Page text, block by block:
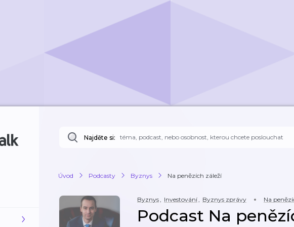
Najděte si:
Úvod Podcasty Byznys Na penězích záleží
Byznys, Investování, Byznys zprávy Na
Podcast Na